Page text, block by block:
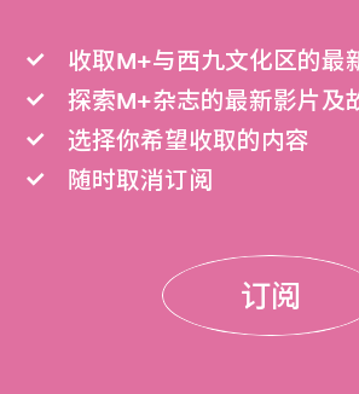
收取M+与西九文化区的最
探索M+杂志的最新影片及
选择你希望收取的内容
随时取消订阅
订阅